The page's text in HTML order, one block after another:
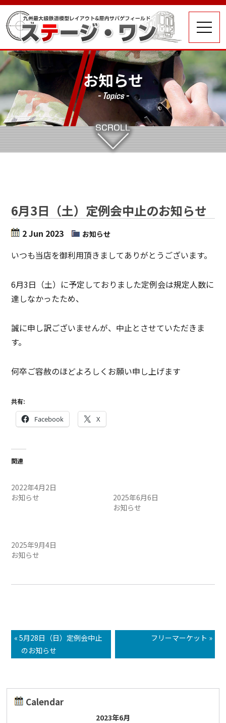
お知らせ
- Topics -
6月3日（土）定例会中止のお知らせ
2 Jun 2023 お知らせ
いつも当店を御利用頂きましてありがとうございます。
6月3日（土）に予定しておりました定例会は規定人数に
達しなかったため、
誠に申し訳ございませんが、中止とさせていただきま
す。
何卒ご容赦のほどよろしくお願い申し上げます
共有:
Facebook X
関連
2022年4月2日
お知らせ
2025年6月6日
お知らせ
2025年9月4日
お知らせ
« 5月28日（日）定例会中止
のお知らせ
フリーマーケット »
Calendar
2023年6月